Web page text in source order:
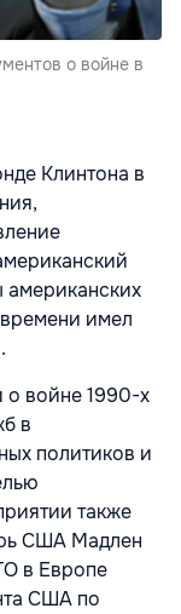
о войне в
Клинтона в
американских
имел
о войне 1990-х
в
политиков и
также
США Мадлен
в Европе
США по